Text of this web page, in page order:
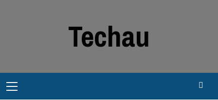
Techau
principal